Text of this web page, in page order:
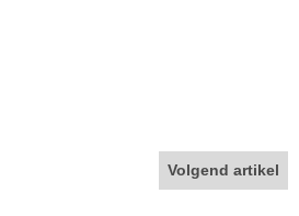
Volgend artikel